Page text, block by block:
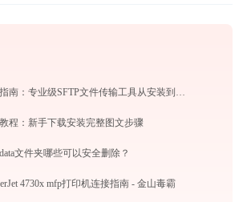
Xftp完全使用指南：专业级SFTP文件传输工具从安装到精通（2026最新）
程：新手下载安装完整图文步骤
文件夹哪些可以安全删除？
4730x mfp打印机连接指南 - 金山毒霸